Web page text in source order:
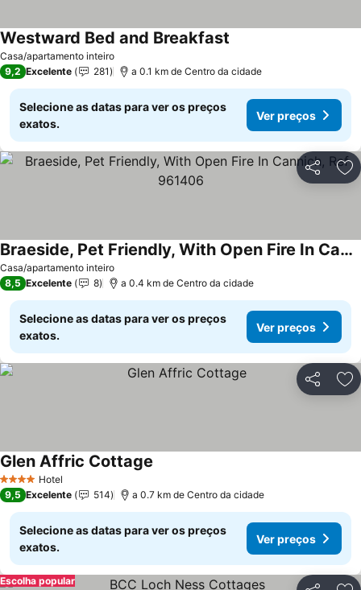
Casa/apartamento inteiro
Westward Bed and Breakfast
9,2 Excelente 281 a 0.1 km de Centro da cidade
Selecione as datas para ver os preços
exatos.
Ver preços
Partilhar
Casa/apartamento inteiro
Braeside, Pet Friendly, With Open Fire In Cannich, Ref 961406
8,5 Excelente 8 a 0.4 km de Centro da cidade
Selecione as datas para ver os preços
exatos.
Ver preços
Partilhar
4 EstrelasHotel
Glen Affric Cottage
9,5 Excelente 514 a 0.7 km de Centro da cidade
Selecione as datas para ver os preços
exatos.
Ver preços
Escolha popular